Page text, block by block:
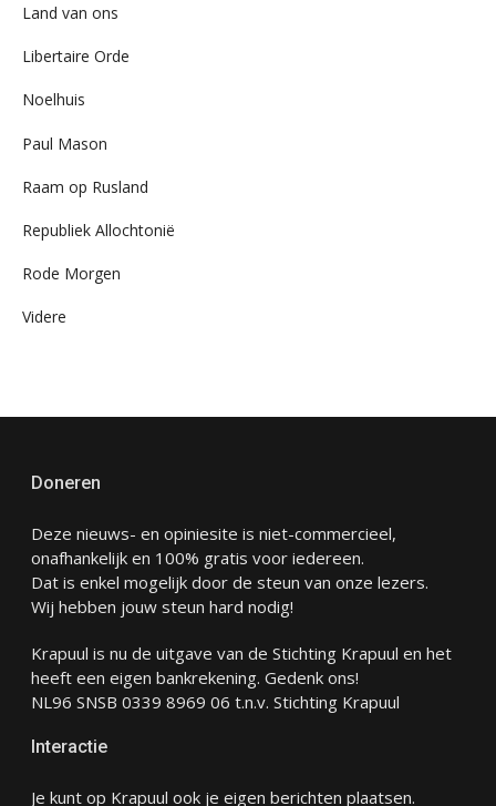
Land van ons
Libertaire Orde
Noelhuis
Paul Mason
Raam op Rusland
Republiek Allochtonië
Rode Morgen
Videre
Doneren
Deze nieuws- en opiniesite is niet-commercieel,
onafhankelijk en 100% gratis voor iedereen.
Dat is enkel mogelijk door de steun van onze lezers.
Wij hebben jouw steun hard nodig!
Krapuul is nu de uitgave van de Stichting Krapuul en het
heeft een eigen bankrekening. Gedenk ons!
NL96 SNSB 0339 8969 06 t.n.v. Stichting Krapuul
Interactie
Je kunt op Krapuul ook je eigen berichten plaatsen.